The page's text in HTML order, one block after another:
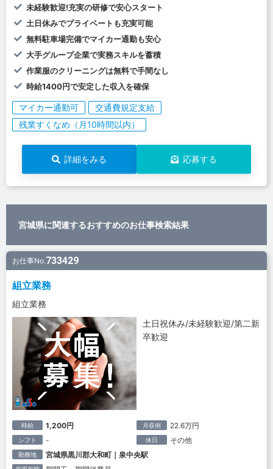
未経験歓迎!充実の研修で安心スタート
土日休みでプライベートも充実可能
無料駐車場完備でマイカー通勤も安心
大手グループ企業で実務スキルを蓄積
作業服のクリーニングは無料で手間なし
時給1400円で安定した収入を確保
マイカー通勤可
交通費規定支給
残業すくなめ（月10時間以内）
詳細をみる 応募する
宮城県に関連するおすすめのお仕事検索結果
お仕事No.733429
組立業務
組立業務
土日祝休み/未経験歓迎/第二新
卒歓迎
時給 1,200円 月収例 22.6万円
シフト - 休日 その他
勤務地 宮城県黒川郡大和町｜泉中央駅